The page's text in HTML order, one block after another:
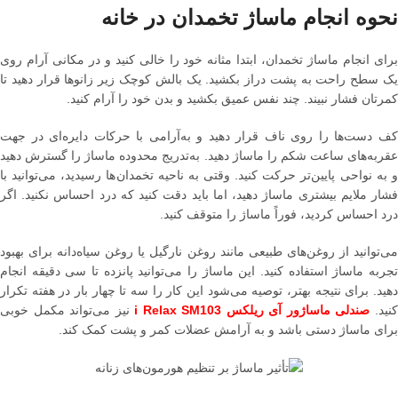
نحوه انجام ماساژ تخمدان در خانه
برای انجام ماساژ تخمدان، ابتدا مثانه خود را خالی کنید و در مکانی آرام روی
یک سطح راحت به پشت دراز بکشید. یک بالش کوچک زیر زانوها قرار دهید تا
کمرتان فشار نبیند. چند نفس عمیق بکشید و بدن خود را آرام کنید.
کف دست‌ها را روی ناف قرار دهید و به‌آرامی با حرکات دایره‌ای در جهت
عقربه‌های ساعت شکم را ماساژ دهید. به‌تدریج محدوده ماساژ را گسترش دهید
و به نواحی پایین‌تر حرکت کنید. وقتی به ناحیه تخمدان‌ها رسیدید، می‌توانید با
فشار ملایم بیشتری ماساژ دهید، اما باید دقت کنید که درد احساس نکنید. اگر
درد احساس کردید، فوراً ماساژ را متوقف کنید.
می‌توانید از روغن‌های طبیعی مانند روغن نارگیل یا روغن سیاه‌دانه برای بهبود
تجربه ماساژ استفاده کنید. این ماساژ را می‌توانید پانزده تا سی دقیقه انجام
دهید. برای نتیجه بهتر، توصیه می‌شود این کار را سه تا چهار بار در هفته تکرار
کنید. صندلی ماساژور آی ریلکس i Relax SM103
نیز می‌تواند مکمل خوبی
برای ماساژ دستی باشد و به آرامش عضلات کمر و پشت کمک کند.